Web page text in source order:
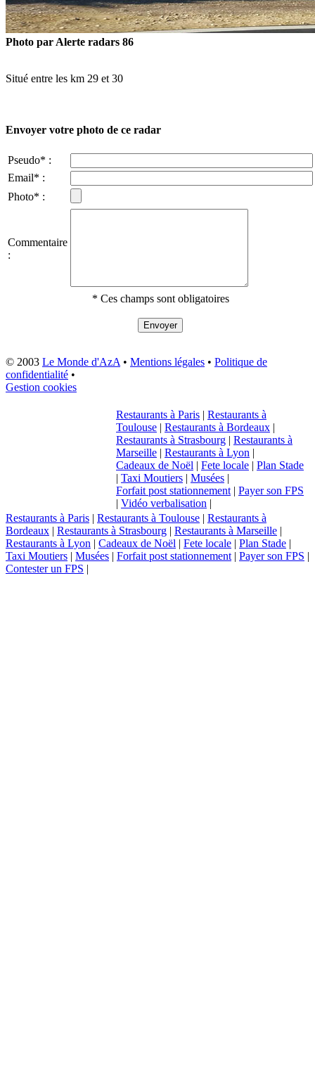
Photo par Alerte radars 86
Situé entre les km 29 et 30
Envoyer votre photo de ce radar
Pseudo* :
Email* :
Photo* :
Commentaire
:
* Ces champs sont obligatoires
© 2003 Le Monde d'AzA • Mentions légales • Politique de
confidentialité •
Gestion cookies
Restaurants à Paris | Restaurants à
Toulouse | Restaurants à Bordeaux |
Restaurants à Strasbourg | Restaurants à
Marseille | Restaurants à Lyon |
Cadeaux de Noël | Fete locale | Plan Stade
| Taxi Moutiers | Musées |
Forfait post stationnement | Payer son FPS
| Vidéo verbalisation |
Restaurants à Paris | Restaurants à Toulouse | Restaurants à
Bordeaux | Restaurants à Strasbourg | Restaurants à Marseille |
Restaurants à Lyon | Cadeaux de Noël | Fete locale | Plan Stade |
Taxi Moutiers | Musées | Forfait post stationnement | Payer son FPS |
Contester un FPS |